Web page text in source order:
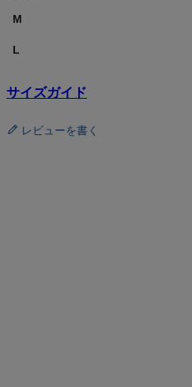
M
L
サイズガイド
レビューを書く